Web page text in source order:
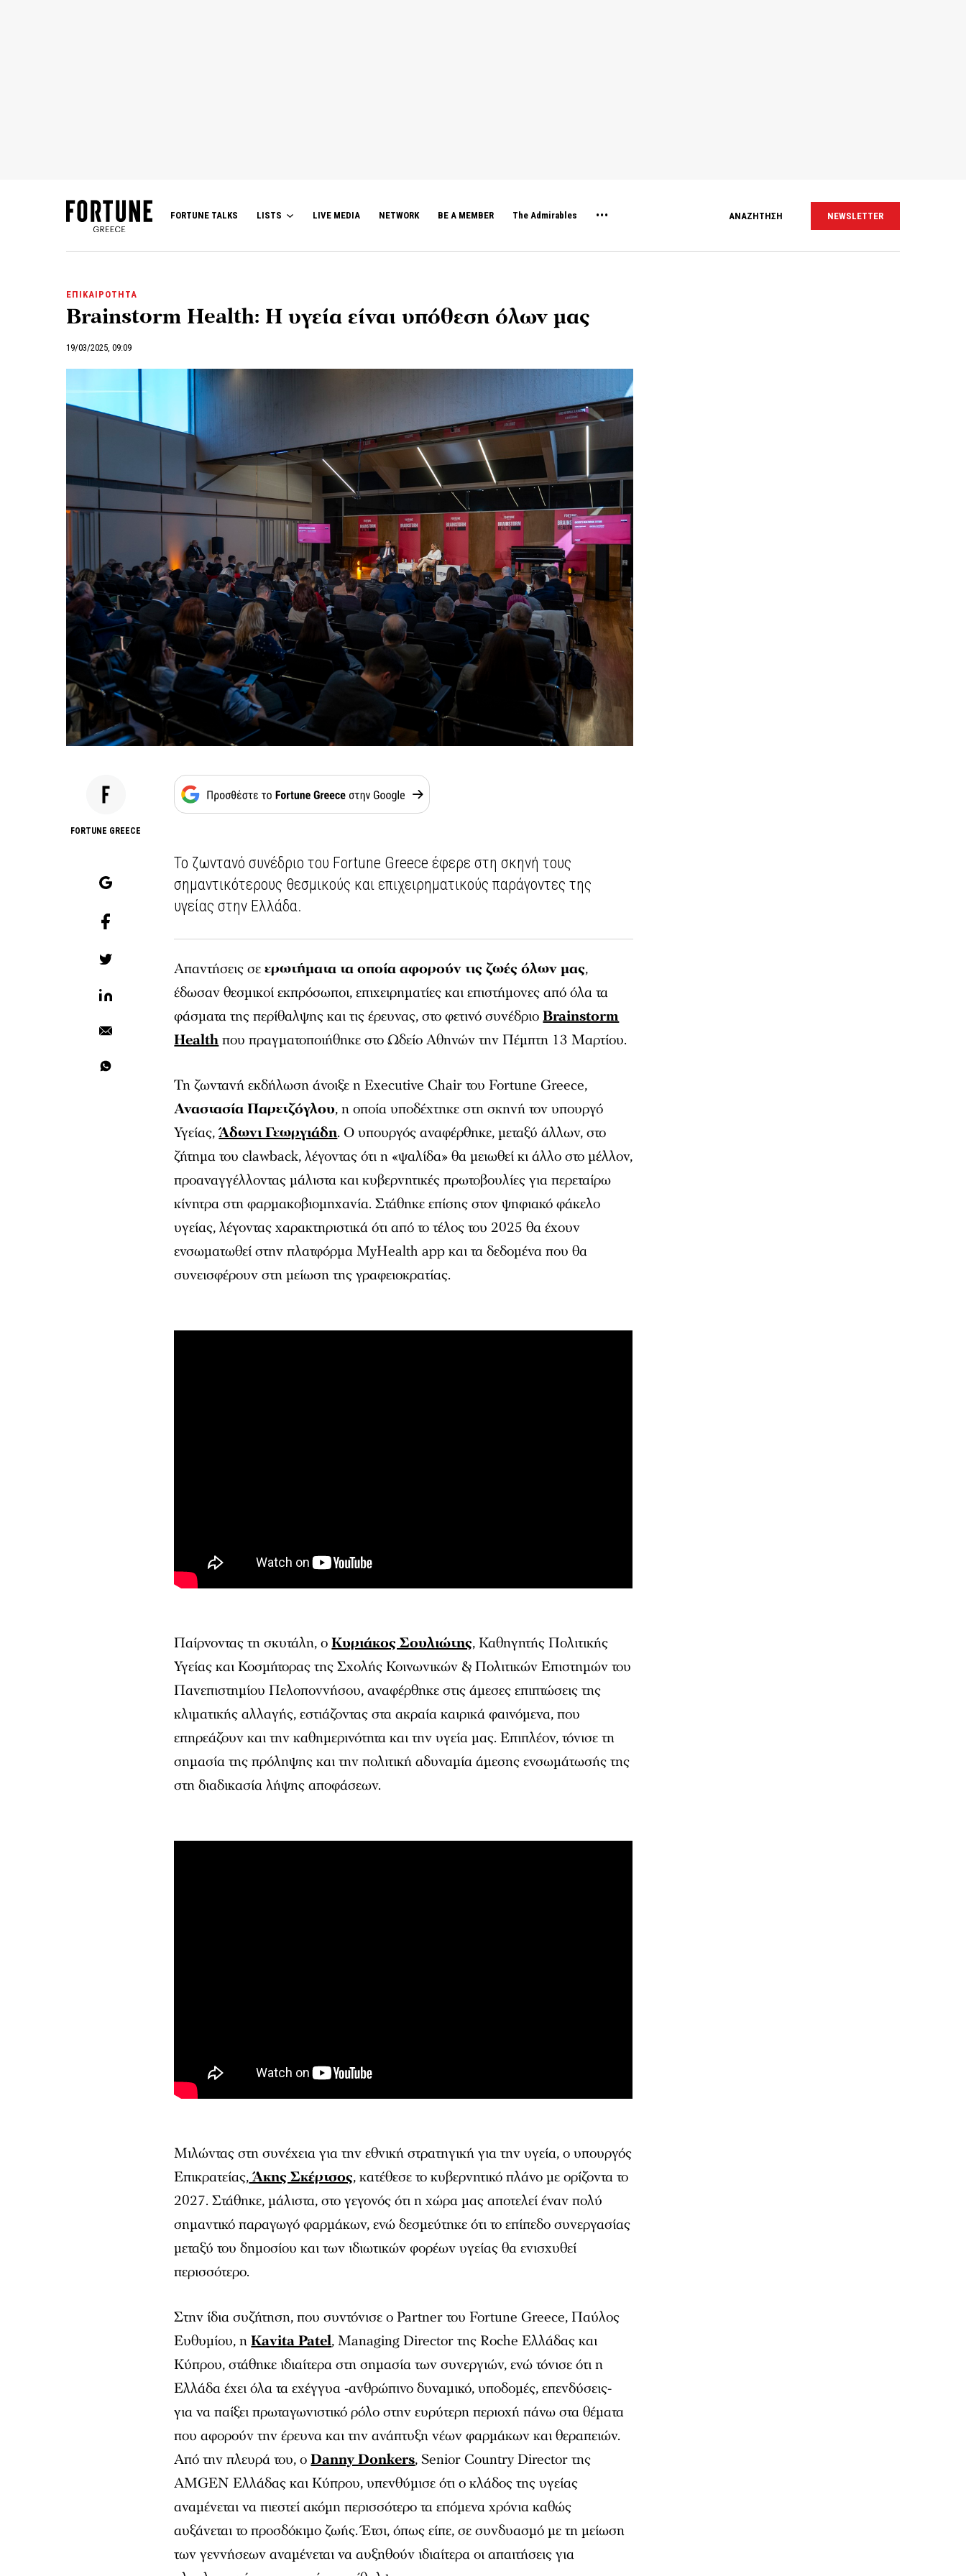
FORTUNE TALKS LISTS LIVE MEDIA NETWORK BE A MEMBER The Admirables ΑΝΑΖΗΤΗΣΗ NEWSLETTER
ΕΠΙΚΑΙΡΟΤΗΤΑ
Brainstorm Health: Η υγεία είναι υπόθεση όλων μας
19/03/2025, 09:09
FORTUNE GREECE
Το ζωντανό συνέδριο του Fortune Greece έφερε στη σκηνή τους
σημαντικότερους θεσμικούς και επιχειρηματικούς παράγοντες της
υγείας στην Ελλάδα.
Απαντήσεις σεερωτήματα τα οποία αφορούν τις ζωές όλων μας,
έδωσαν θεσμικοί εκπρόσωποι, επιχειρηματίες και επιστήμονες από όλα τα
φάσματα της περίθαλψης και τις έρευνας, στο φετινό συνέδριοBrainstorm
Healthπου πραγματοποιήθηκε στο Ωδείο Αθηνών την Πέμπτη 13 Μαρτίου.
Τη ζωντανή εκδήλωση άνοιξε η Executive Chair του Fortune Greece,
Αναστασία Παρετζόγλου, η οποία υποδέχτηκε στη σκηνή τον υπουργό
Υγείας,Άδωνι Γεωργιάδη. Ο υπουργός αναφέρθηκε, μεταξύ άλλων, στο
ζήτημα του clawback, λέγοντας ότι η «ψαλίδα» θα μειωθεί κι άλλο στο μέλλον,
προαναγγέλλοντας μάλιστα και κυβερνητικές πρωτοβουλίες για περεταίρω
κίνητρα στη φαρμακοβιομηχανία. Στάθηκε επίσης στον ψηφιακό φάκελο
υγείας, λέγοντας χαρακτηριστικά ότι από το τέλος του 2025 θα έχουν
ενσωματωθεί στην πλατφόρμα MyHealth app και τα δεδομένα που θα
συνεισφέρουν στη μείωση της γραφειοκρατίας.
Παίρνοντας τη σκυτάλη, οΚυριάκος Σουλιώτης, Καθηγητής Πολιτικής
Υγείας και Κοσμήτορας της Σχολής Κοινωνικών & Πολιτικών Επιστημών του
Πανεπιστημίου Πελοποννήσου, αναφέρθηκε στις άμεσες επιπτώσεις της
κλιματικής αλλαγής, εστιάζοντας στα ακραία καιρικά φαινόμενα, που
επηρεάζουν και την καθημερινότητα και την υγεία μας. Επιπλέον, τόνισε τη
σημασία της πρόληψης και την πολιτική αδυναμία άμεσης ενσωμάτωσής της
στη διαδικασία λήψης αποφάσεων.
Μιλώντας στη συνέχεια για την εθνική στρατηγική για την υγεία, ο υπουργός
Επικρατείας,Άκης Σκέρτσος, κατέθεσε το κυβερνητικό πλάνο με ορίζοντα το
2027. Στάθηκε, μάλιστα, στο γεγονός ότι η χώρα μας αποτελεί έναν πολύ
σημαντικό παραγωγό φαρμάκων, ενώ δεσμεύτηκε ότι το επίπεδο συνεργασίας
μεταξύ του δημοσίου και των ιδιωτικών φορέων υγείας θα ενισχυθεί
περισσότερο.
Στην ίδια συζήτηση, που συντόνισε ο Partner του Fortune Greece, Παύλος
Ευθυμίου, ηKavita Patel, Managing Director της Roche Ελλάδας και
Κύπρου, στάθηκε ιδιαίτερα στη σημασία των συνεργιών, ενώ τόνισε ότι η
Ελλάδα έχει όλα τα εχέγγυα -ανθρώπινο δυναμικό, υποδομές, επενδύσεις-
για να παίξει πρωταγωνιστικό ρόλο στην ευρύτερη περιοχή πάνω στα θέματα
που αφορούν την έρευνα και την ανάπτυξη νέων φαρμάκων και θεραπειών.
Από την πλευρά του, οDanny Donkers, Senior Country Director της
AMGEN Ελλάδας και Κύπρου, υπενθύμισε ότι ο κλάδος της υγείας
αναμένεται να πιεστεί ακόμη περισσότερο τα επόμενα χρόνια καθώς
αυξάνεται το προσδόκιμο ζωής. Έτσι, όπως είπε, σε συνδυασμό με τη μείωση
των γεννήσεων αναμένεται να αυξηθούν ιδιαίτερα οι απαιτήσεις για